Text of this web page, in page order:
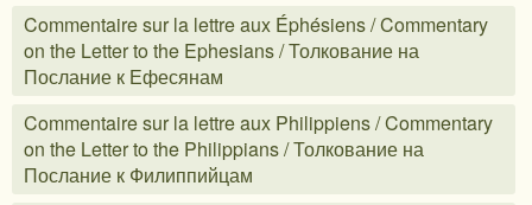
Commentaire sur la lettre aux Éphésiens / Commentary
on the Letter to the Ephesians / Толкование на
Послание к Ефесянам
Commentaire sur la lettre aux Philippiens / Commentary
on the Letter to the Philippians / Толкование на
Послание к Филиппийцам